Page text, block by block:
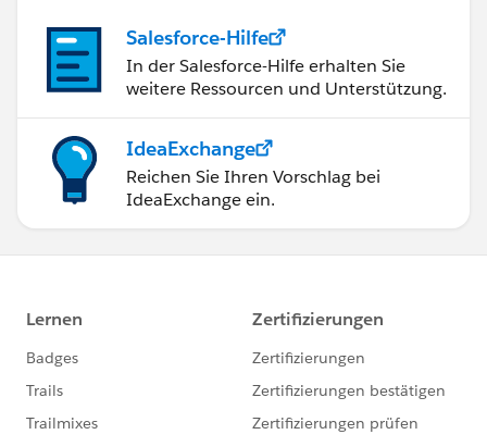
Salesforce-Hilfe
In der Salesforce-Hilfe erhalten Sie
weitere Ressourcen und Unterstützung.
IdeaExchange
Reichen Sie Ihren Vorschlag bei
IdeaExchange ein.